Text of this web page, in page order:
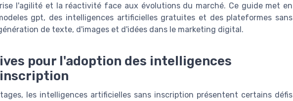
l'agilité et la réactivité face aux évolutions du marché. Ce guide met en
gpt, des intelligences artificielles gratuites et des plateformes sans
de texte, d'images et d'idées dans le marketing digital.
pour l'adoption des intelligences
les intelligences artificielles sans inscription présentent certains défis